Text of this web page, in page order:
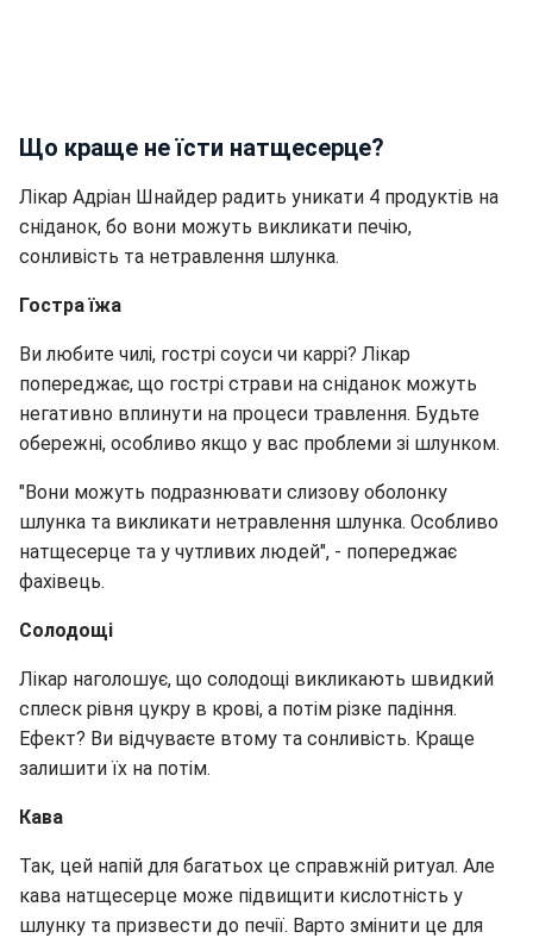
Що краще не їсти натщесерце?
Лікар Адріан Шнайдер радить уникати 4 продуктів на
сніданок, бо вони можуть викликати печію,
сонливість та нетравлення шлунка.
Гостра їжа
Ви любите чилі, гострі соуси чи каррі? Лікар
попереджає, що гострі страви на сніданок можуть
негативно вплинути на процеси травлення. Будьте
обережні, особливо якщо у вас проблеми зі шлунком.
"Вони можуть подразнювати слизову оболонку
шлунка та викликати нетравлення шлунка. Особливо
натщесерце та у чутливих людей", - попереджає
фахівець.
Солодощі
Лікар наголошує, що солодощі викликають швидкий
сплеск рівня цукру в крові, а потім різке падіння.
Ефект? Ви відчуваєте втому та сонливість. Краще
залишити їх на потім.
Кава
Так, цей напій для багатьох це справжній ритуал. Але
кава натщесерце може підвищити кислотність у
шлунку та призвести до печії. Варто змінити це для